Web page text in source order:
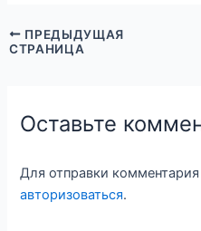
ПРЕДЫДУЩАЯ
СТРАНИЦА
Оставьте
Для отправки
авторизоваться.